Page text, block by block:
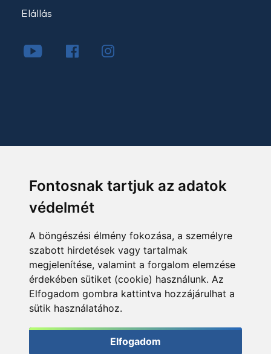
Fontosnak tartjuk az adatok
védelmét
A böngészési élmény fokozása, a személyre
szabott hirdetések vagy tartalmak
megjelenítése, valamint a forgalom elemzése
érdekében sütiket (cookie) használunk. Az
Elfogadom gombra kattintva hozzájárulhat a
sütik használatához.
Elfogadom
Elállás